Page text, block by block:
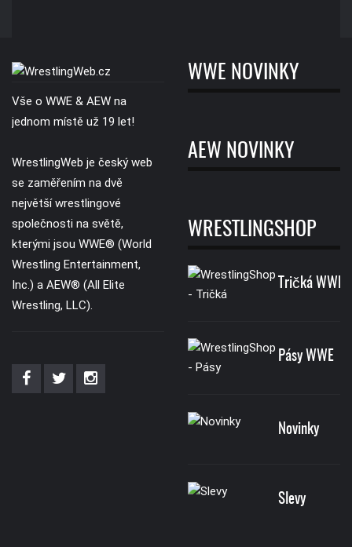
Vše o WWE & AEW na
jednom místě už 19 let!
WrestlingWeb je český web
se zaměřením na dvě
největší wrestlingové
společnosti na světě,
kterými jsou WWE® (World
Wrestling Entertainment,
Inc.) a AEW® (All Elite
Wrestling, LLC).
WWE NOVINKY
AEW NOVINKY
WRESTLINGSHOP
Tričká WWE
Pásy WWE
Novinky
Slevy